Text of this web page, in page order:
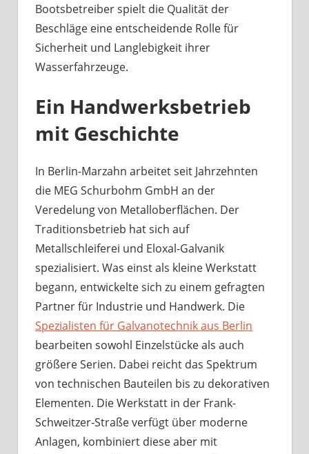
Bootsbetreiber spielt die Qualität der
Beschläge eine entscheidende Rolle für
Sicherheit und Langlebigkeit ihrer
Wasserfahrzeuge.
Ein Handwerksbetrieb
mit Geschichte
In Berlin-Marzahn arbeitet seit Jahrzehnten
die MEG Schurbohm GmbH an der
Veredelung von Metalloberflächen. Der
Traditionsbetrieb hat sich auf
Metallschleiferei und Eloxal-Galvanik
spezialisiert. Was einst als kleine Werkstatt
begann, entwickelte sich zu einem gefragten
Partner für Industrie und Handwerk. Die
Spezialisten für Galvanotechnik aus Berlin
bearbeiten sowohl Einzelstücke als auch
größere Serien. Dabei reicht das Spektrum
von technischen Bauteilen bis zu dekorativen
Elementen. Die Werkstatt in der Frank-
Schweitzer-Straße verfügt über moderne
Anlagen, kombiniert diese aber mit